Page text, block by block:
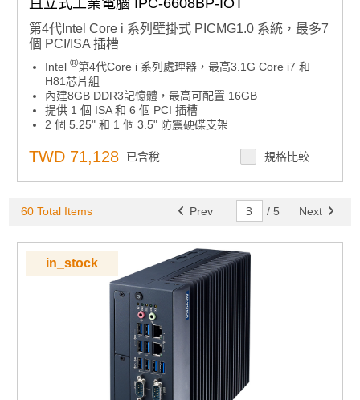
直立式工業電腦 IPC-6608BP-IOT
第4代Intel Core i 系列壁掛式 PICMG1.0 系統，最多7
個 PCI/ISA 插槽
Intel®第4代Core i 系列處理器，最高3.1G Core i7 和
H81芯片組
內建8GB DDR3記憶體，最高可配置 16GB
提供 1 個 ISA 和 6 個 PCI 插槽
2 個 5.25" 和 1 個 3.5" 防震硬碟支架
智能遠端管理
兩個前置 USB 端口
可雙向安裝機箱:牆上或工作台
li>
TWD 71,128 已含稅 規格比較
60 Total Items Prev / 5 Next
in_stock